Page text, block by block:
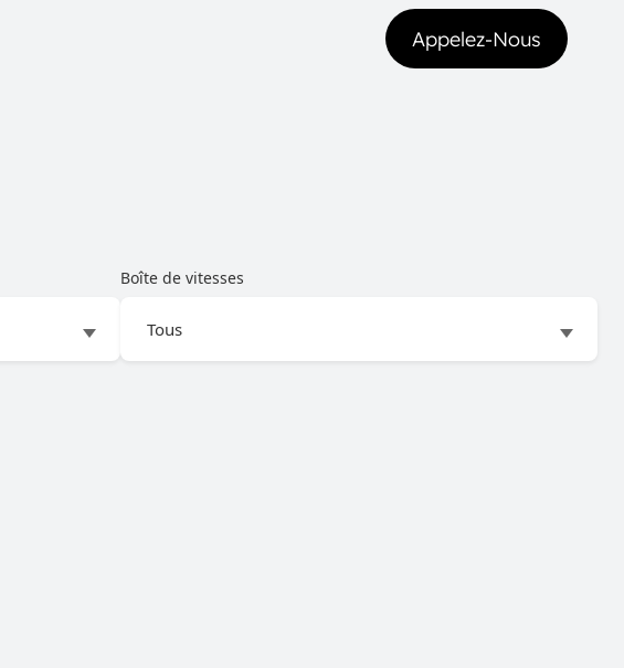
Appelez-Nous
Boîte de vitesses